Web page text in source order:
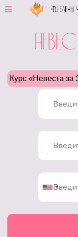
«ТЦ Елены
Курс «Невеста за